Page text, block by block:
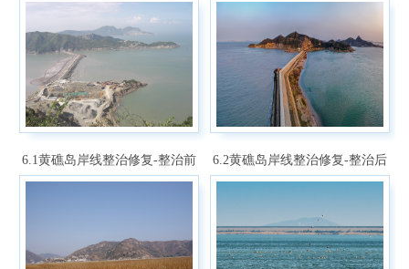
6.1黄礁岛岸线整治修复-整治前 6.2黄礁岛岸线整治修复-整治后